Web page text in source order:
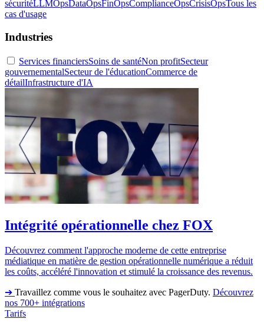
sécuritéLLMOpsDataOpsFinOpsComplianceOpsCrisisOpsTous les
cas d'usage
Industries
Services financiersSoins de santéNon profitSecteur
gouvernementalSecteur de l'éducationCommerce de
détailInfrastructure d'IA
Intégrité opérationnelle chez FOX
Découvrez comment l'approche moderne de cette entreprise
médiatique en matière de gestion opérationnelle numérique a réduit
les coûts, accéléré l'innovation et stimulé la croissance des revenus.
➔ Travaillez comme vous le souhaitez avec PagerDuty. Découvrez
nos 700+ intégrations
Tarifs